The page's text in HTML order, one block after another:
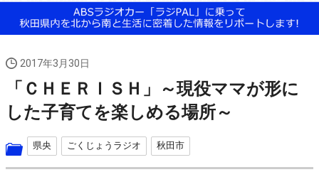
2017年3月30日
「ＣＨＥＲＩＳＨ」～現役ママが形に
した子育てを楽しめる場所～
県央 ごくじょうラジオ 秋田市